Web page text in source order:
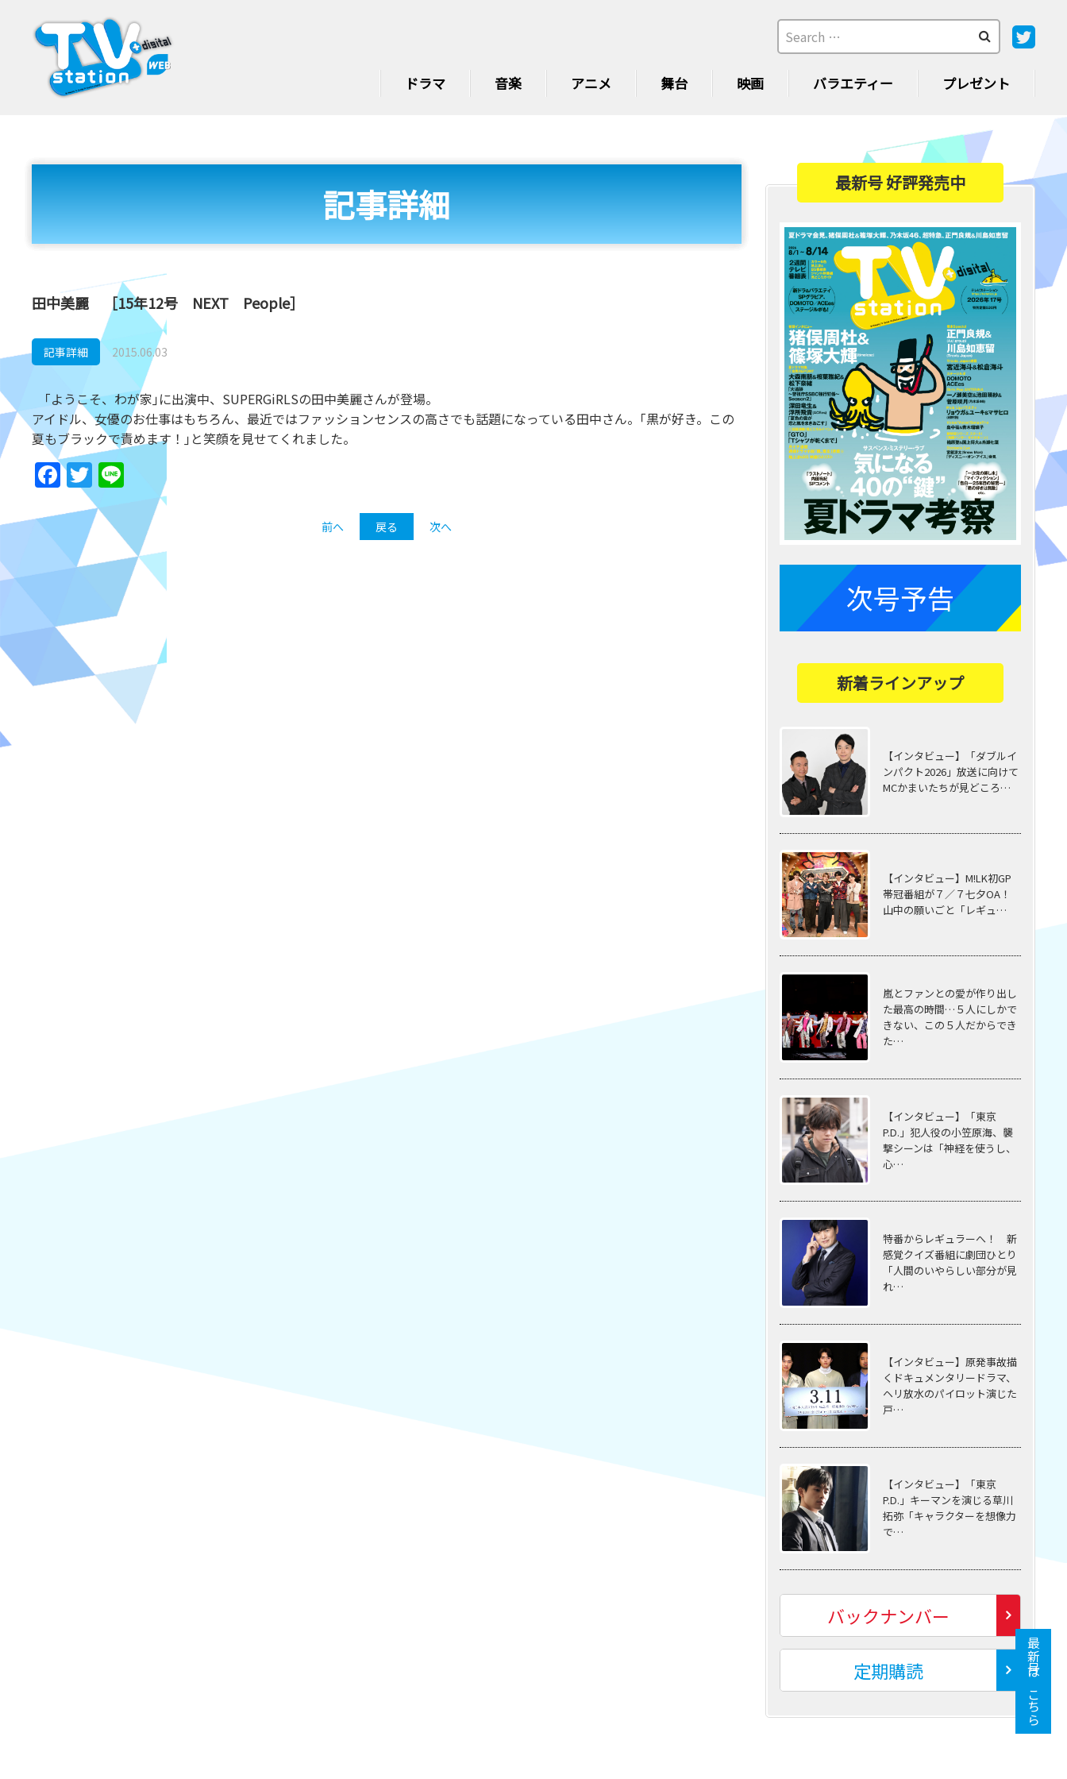
ドラマ 音楽 アニメ 舞台 映画 バラエティー プレゼント
記事詳細
田中美麗 ［15年12号 NEXT People］
記事詳細 2015.06.03
｢ようこそ、わが家｣に出演中、SUPERGiRLSの田中美麗さんが登場。
アイドル、女優のお仕事はもちろん、最近ではファッションセンスの高さでも話題になっている田中さん。｢黒が好き。この
夏もブラックで責めます！｣と笑顔を見せてくれました。
Facebook
Twitter
Line
前へ 戻る 次へ
最新号 好評発売中
次号予告
新着ラインアップ
【インタビュー】「ダブルイ
ンパクト2026」放送に向けて
MCかまいたちが見どころ…
【インタビュー】M!LK初GP
帯冠番組が７／７七夕OA！
山中の願いごと「レギュ…
嵐とファンとの愛が作り出し
た最高の時間…５⼈にしかで
きない、この５⼈だからでき
た…
【インタビュー】「東京
P.D.」犯人役の小笠原海、襲
撃シーンは「神経を使うし、
心…
特番からレギュラーへ！ 新
感覚クイズ番組に劇団ひとり
「人間のいやらしい部分が見
れ…
【インタビュー】原発事故描
くドキュメンタリードラマ、
ヘリ放水のパイロット演じた
戸…
【インタビュー】「東京
P.D.」キーマンを演じる草川
拓弥「キャラクターを想像力
で…
バックナンバー
定期購読 最新号はこちら